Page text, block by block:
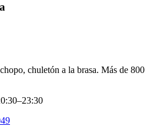
chuletón a la brasa. Más de 800